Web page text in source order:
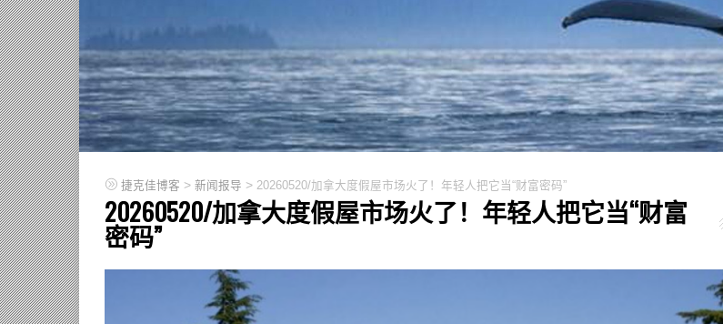
捷克佳博客 > 新闻报导 > 20260520/加拿大度假屋市场火了！年轻人把它当“财富密码”
20260520/加拿大度假屋市场火了！年轻人把它当“财富
密码”